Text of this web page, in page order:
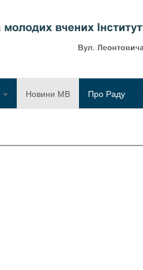
Новини МВ Про Раду